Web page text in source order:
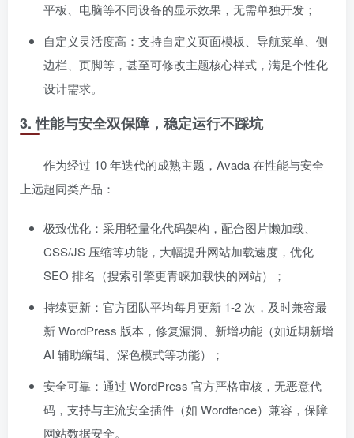
平板、电脑等不同设备的显示效果，无需单独开发；
自定义灵活度高：支持自定义页面模板、导航菜单、侧
边栏、页脚等，甚至可修改主题核心样式，满足个性化
设计需求。
3. 性能与安全双保障，稳定运行不踩坑
作为经过 10 年迭代的成熟主题，Avada 在性能与安全
上远超同类产品：
极致优化：采用轻量化代码架构，配合图片懒加载、
CSS/JS 压缩等功能，大幅提升网站加载速度，优化
SEO 排名（搜索引擎更青睐加载快的网站）；
持续更新：官方团队平均每月更新 1-2 次，及时兼容最
新 WordPress 版本，修复漏洞、新增功能（如近期新增
AI 辅助编辑、深色模式等功能）；
安全可靠：通过 WordPress 官方严格审核，无恶意代
码，支持与主流安全插件（如 Wordfence）兼容，保障
网站数据安全。